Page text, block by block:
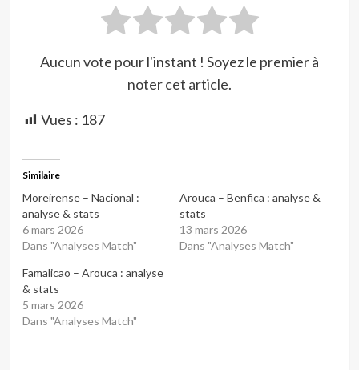
Aucun vote pour l'instant ! Soyez le premier à
noter cet article.
Vues : 187
Similaire
Moreirense – Nacional :
analyse & stats
6 mars 2026
Dans "Analyses Match"
Arouca – Benfica : analyse &
stats
13 mars 2026
Dans "Analyses Match"
Famalicao – Arouca : analyse
& stats
5 mars 2026
Dans "Analyses Match"